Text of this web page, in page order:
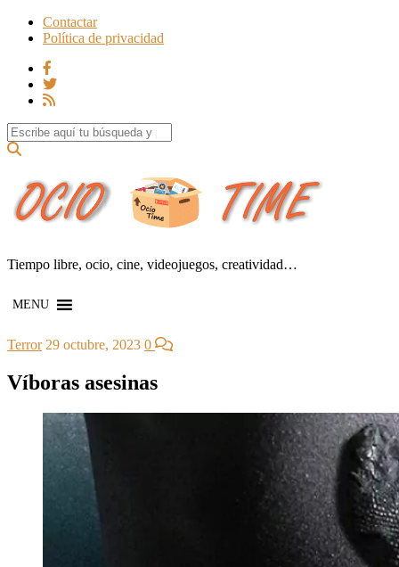
Contactar
Política de privacidad
Search for:
Tiempo libre, ocio, cine, videojuegos, creatividad…
MENU
Terror 29 octubre, 2023 0
Víboras asesinas